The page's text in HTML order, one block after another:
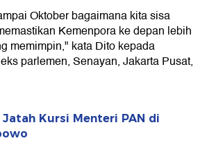
Oktober bagaimana kita sisa
Kemenpora ke depan lebih
memimpin," kata Dito kepada
parlemen, Senayan, Jakarta Pusat,
Jatah Kursi Menteri PAN di